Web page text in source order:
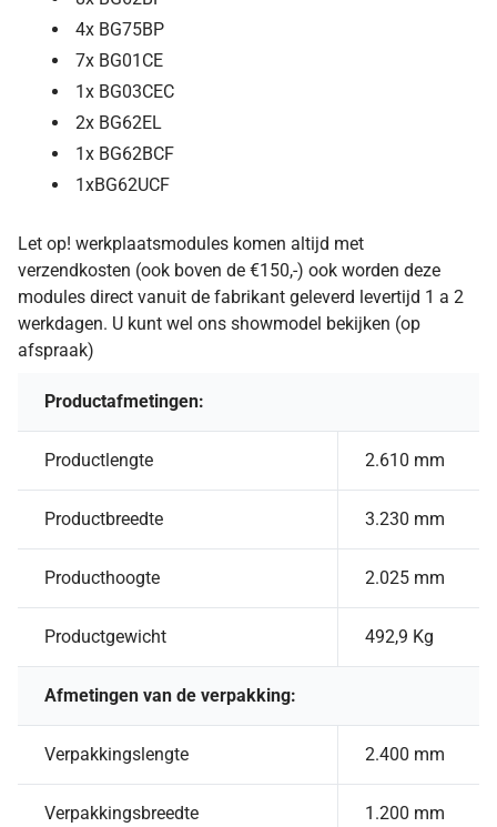
4x BG75BP
7x BG01CE
1x BG03CEC
2x BG62EL
1x BG62BCF
1xBG62UCF
Let op! werkplaatsmodules komen altijd met
verzendkosten (ook boven de €150,-) ook worden deze
modules direct vanuit de fabrikant geleverd levertijd 1 a 2
werkdagen. U kunt wel ons showmodel bekijken (op
afspraak)
Productafmetingen:
Productlengte 2.610 mm
Productbreedte 3.230 mm
Producthoogte 2.025 mm
Productgewicht 492,9 Kg
Afmetingen van de verpakking:
Verpakkingslengte 2.400 mm
Verpakkingsbreedte 1.200 mm